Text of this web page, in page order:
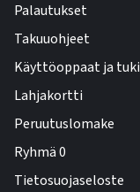
Palautukset
Takuuohjeet
Käyttöoppaat ja tuki
Lahjakortti
Peruutuslomake
Ryhmä 0
Tietosuojaseloste